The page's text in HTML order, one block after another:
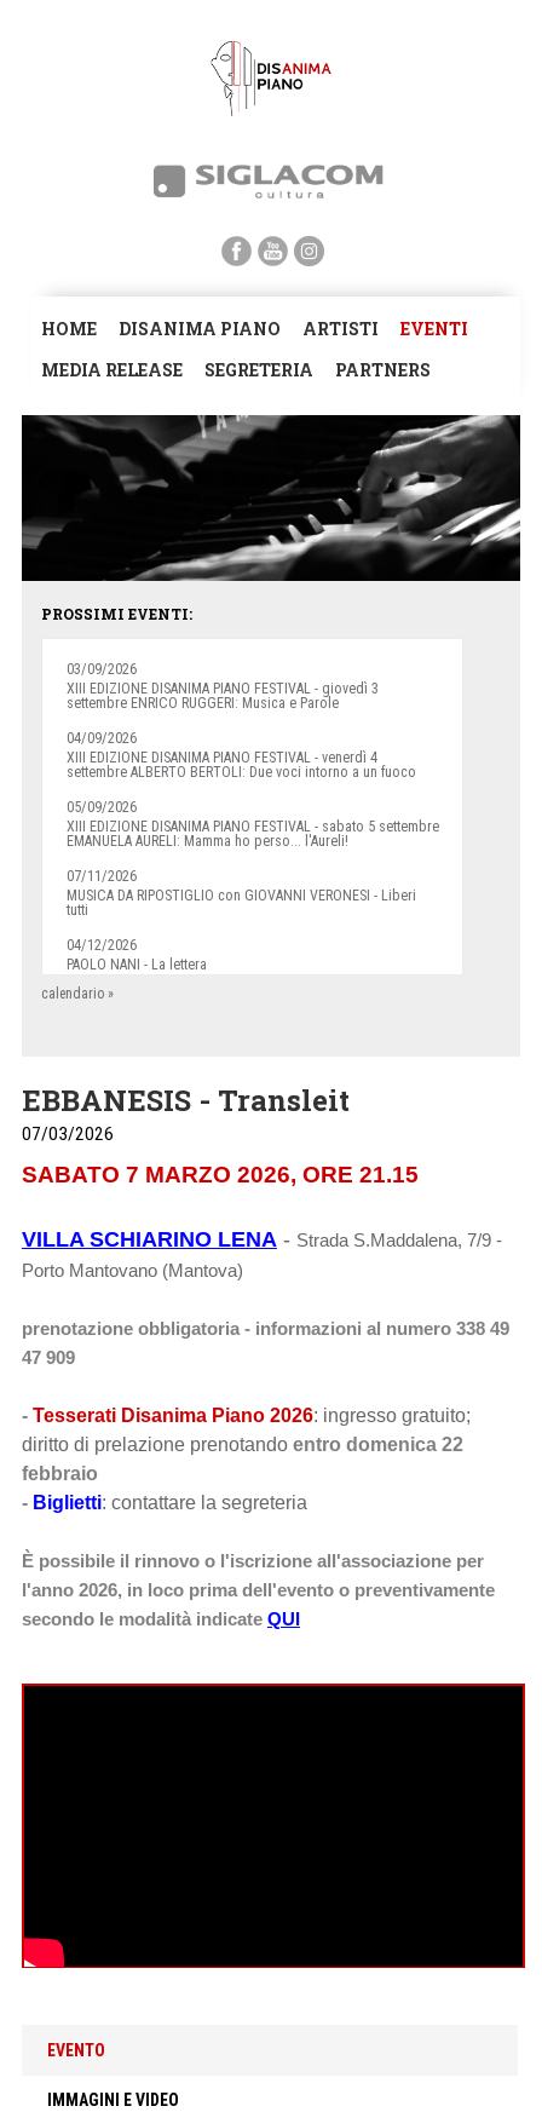
HOME DISANIMA PIANO ARTISTI
EVENTI
MEDIA RELEASE
SEGRETERIA PARTNERS
PROSSIMI EVENTI:
03/09/2026
XIII EDIZIONE DISANIMA PIANO FESTIVAL - giovedì 3
settembre ENRICO RUGGERI: Musica e Parole
04/09/2026
XIII EDIZIONE DISANIMA PIANO FESTIVAL - venerdì 4
settembre ALBERTO BERTOLI: Due voci intorno a un fuoco
05/09/2026
XIII EDIZIONE DISANIMA PIANO FESTIVAL - sabato 5 settembre
EMANUELA AURELI: Mamma ho perso... l'Aureli!
07/11/2026
MUSICA DA RIPOSTIGLIO con GIOVANNI VERONESI - Liberi
tutti
04/12/2026
PAOLO NANI - La lettera
calendario »
EBBANESIS - Transleit
07/03/2026
SABATO 7 MARZO 2026, ORE 21.15
VILLA SCHIARINO LENA - Strada S.Maddalena, 7/9 -
Porto Mantovano (Mantova)
prenotazione obbligatoria - informazioni al numero 338 49
47 909
- Tesserati Disanima Piano 2026: ingresso gratuito;
diritto di prelazione prenotando entro domenica 22
febbraio
- Biglietti: contattare la segreteria
È possibile il rinnovo o l'iscrizione all'associazione per
l'anno 2026, in loco prima dell'evento o preventivamente
secondo le modalità indicate QUI
EVENTO
IMMAGINI E VIDEO